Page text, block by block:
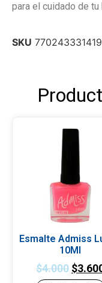
para el cuidado de
SKU
Esmalte Admiss
10Ml
$4.000 $